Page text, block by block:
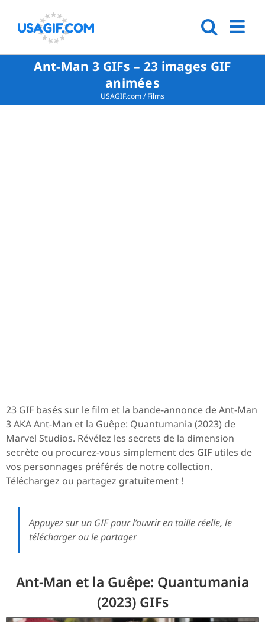
Ant-Man 3 GIFs – 23 images GIF
animées
USAGIF.com/Films
23 GIF basés sur le film et la bande-annonce de Ant-Man
3 AKA Ant-Man et la Guêpe: Quantumania (2023) de
Marvel Studios. Révélez les secrets de la dimension
secrète ou procurez-vous simplement des GIF utiles de
vos personnages préférés de notre collection.
Téléchargez ou partagez gratuitement !
Appuyez sur un GIF pour l’ouvrir en taille réelle, le
télécharger ou le partager
Ant-Man et la Guêpe: Quantumania
(2023) GIFs